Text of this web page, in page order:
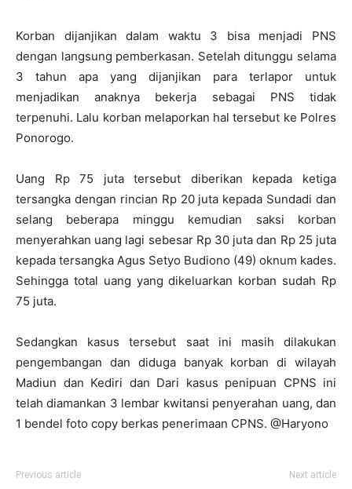
Korban dijanjikan dalam waktu 3 bisa menjadi PNS
dengan langsung pemberkasan. Setelah ditunggu selama
3 tahun apa yang dijanjikan para terlapor untuk
menjadikan anaknya bekerja sebagai PNS tidak
terpenuhi. Lalu korban melaporkan hal tersebut ke Polres
Ponorogo.
Uang Rp 75 juta tersebut diberikan kepada ketiga
tersangka dengan rincian Rp 20 juta kepada Sundadi dan
selang beberapa minggu kemudian saksi korban
menyerahkan uang lagi sebesar Rp 30 juta dan Rp 25 juta
kepada tersangka Agus Setyo Budiono (49) oknum kades.
Sehingga total uang yang dikeluarkan korban sudah Rp
75 juta.
Sedangkan kasus tersebut saat ini masih dilakukan
pengembangan dan diduga banyak korban di wilayah
Madiun dan Kediri dan Dari kasus penipuan CPNS ini
telah diamankan 3 lembar kwitansi penyerahan uang, dan
1 bendel foto copy berkas penerimaan CPNS. @Haryono
Previous article Next article